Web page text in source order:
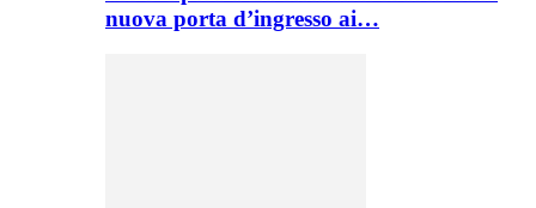
nuova porta d’ingresso ai…